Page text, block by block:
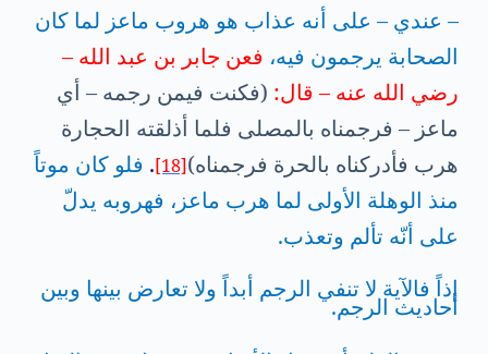
– عندي – على أنه عذاب هو هروب ماعز لما كان
الصحابة يرجمون فيه، فعن جابر بن عبد الله –
رضي الله عنه – قال: (فكنت فيمن رجمه – أي
ماعز – فرجمناه بالمصلى فلما أذلقته الحجارة
هرب فأدركناه بالحرة فرجمناه)[18]
. فلو كان موتاً
منذ الوهلة الأولى لما هرب ماعز، فهروبه يدلّ
على أنّه تألم وتعذب.
إذاً فالآية لا تنفي الرجم أبداً ولا تعارض بينها وبين
أحاديث الرجم.